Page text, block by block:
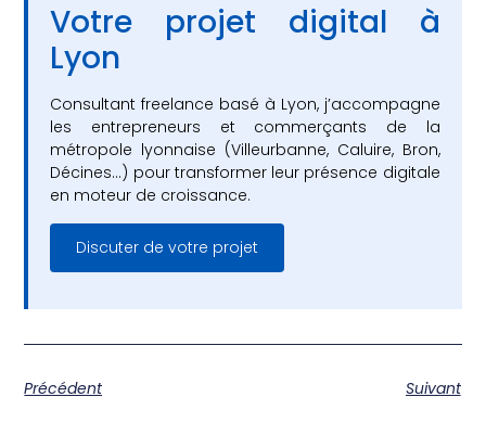
Votre projet digital à
Lyon
Consultant freelance basé à Lyon, j’accompagne
les entrepreneurs et commerçants de la
métropole lyonnaise (Villeurbanne, Caluire, Bron,
Décines…) pour transformer leur présence digitale
en moteur de croissance.
Discuter de votre projet
Précédent Suivant